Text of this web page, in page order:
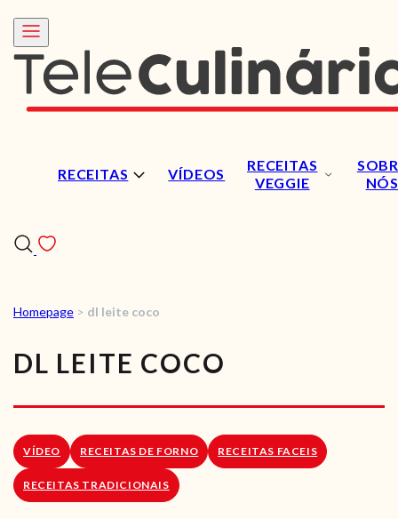
RECEITAS VÍDEOS
RECEITAS
VEGGIE
NÓS
VÍDEOS
RECEITAS VEGGIE
SOBRE NÓS
LOJA ONLINE
Homepage > dl leite coco
DL LEITE COCO
VÍDEO RECEITAS DE FORNO RECEITAS FACEIS
RECEITAS TRADICIONAIS